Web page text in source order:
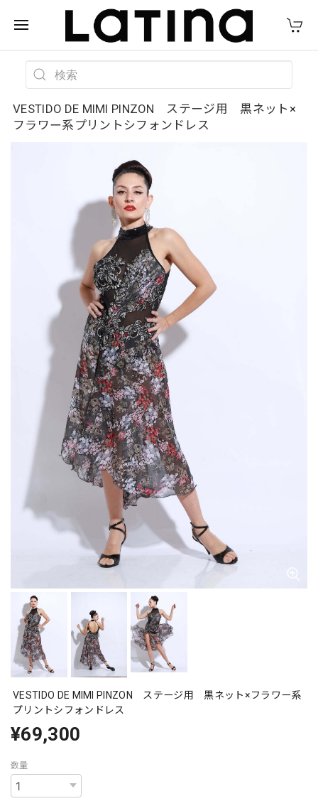
VESTIDO DE MIMI PINZON ステージ用 黒ネット×
フラワー系プリントシフォンドレス
VESTIDO DE MIMI PINZON ステージ用 黒ネット×フラワー系
プリントシフォンドレス
¥69,300
数量